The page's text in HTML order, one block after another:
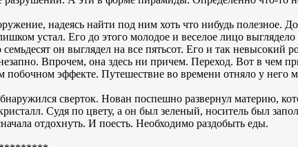
надеясь найти под ним хоть что нибудь полезное.
устал. Его до этого молодое и веселое лицо
он выглядел на все пятьсот. Его и так невысокий
Впрочем, она здесь ни причем. Переход. Вот в чем
эффекте. Путешествие во времени отняло у него
сверток. Нован поспешно развернул материю,
Судя по цвету, а он был зеленый, носитель был
отдохнуть. И поесть. Необходимо раздобыть еды.